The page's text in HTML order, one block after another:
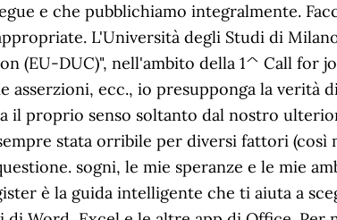
e che pubblichiamo integralmente.
L'Università degli Studi di
(EU-DUC)", nell'ambito della 1^ Call for
asserzioni, ecc., io presupponga la verità
il proprio senso soltanto dal nostro
stata orribile per diversi fattori
sogni, le mie speranze e le mie
è la guida intelligente che ti aiuta a